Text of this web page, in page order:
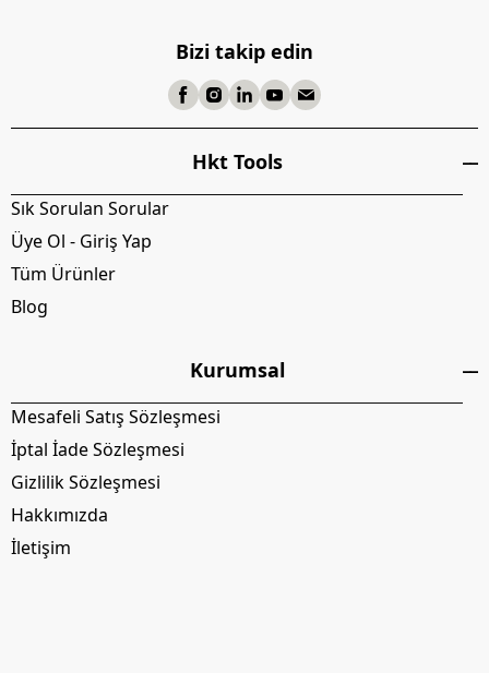
Bizi takip edin
Hkt Tools
Sık Sorulan Sorular
Üye Ol - Giriş Yap
Tüm Ürünler
Blog
Kurumsal
Mesafeli Satış Sözleşmesi
İptal İade Sözleşmesi
Gizlilik Sözleşmesi
Hakkımızda
İletişim